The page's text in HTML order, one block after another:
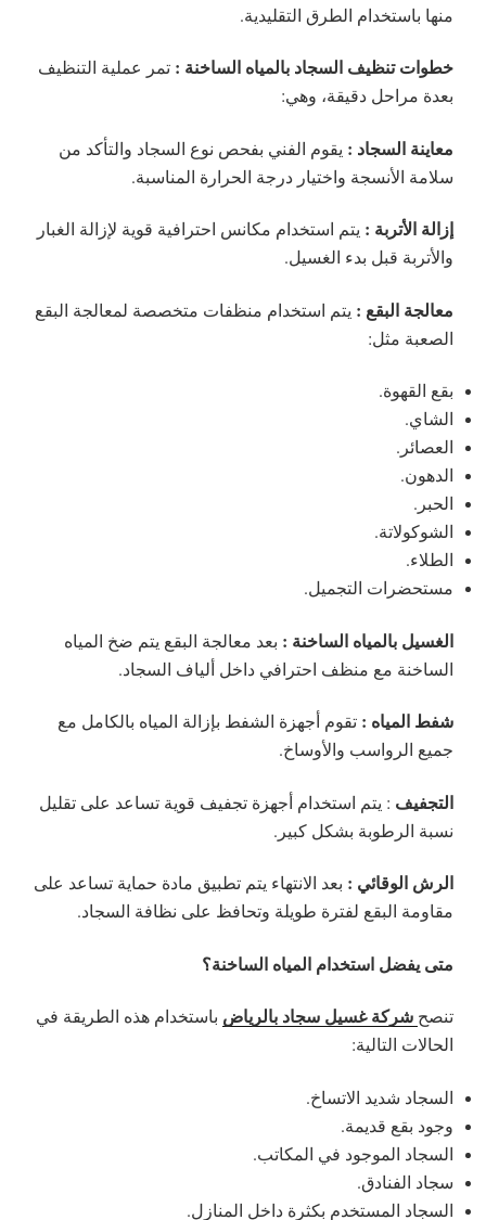
منها باستخدام الطرق التقليدية.
خطوات تنظيف السجاد بالمياه الساخنة : تمر عملية التنظيف
بعدة مراحل دقيقة، وهي:
معاينة السجاد : يقوم الفني بفحص نوع السجاد والتأكد من
سلامة الأنسجة واختيار درجة الحرارة المناسبة.
إزالة الأتربة : يتم استخدام مكانس احترافية قوية لإزالة الغبار
والأتربة قبل بدء الغسيل.
معالجة البقع : يتم استخدام منظفات متخصصة لمعالجة البقع
الصعبة مثل:
بقع القهوة.
الشاي.
العصائر.
الدهون.
الحبر.
الشوكولاتة.
الطلاء.
مستحضرات التجميل.
الغسيل بالمياه الساخنة : بعد معالجة البقع يتم ضخ المياه
الساخنة مع منظف احترافي داخل ألياف السجاد.
شفط المياه : تقوم أجهزة الشفط بإزالة المياه بالكامل مع
جميع الرواسب والأوساخ.
التجفيف : يتم استخدام أجهزة تجفيف قوية تساعد على تقليل
نسبة الرطوبة بشكل كبير.
الرش الوقائي : بعد الانتهاء يتم تطبيق مادة حماية تساعد على
مقاومة البقع لفترة طويلة وتحافظ على نظافة السجاد.
متى يفضل استخدام المياه الساخنة؟
تنصح شركة غسيل سجاد بالرياض باستخدام هذه الطريقة في
الحالات التالية:
السجاد شديد الاتساخ.
وجود بقع قديمة.
السجاد الموجود في المكاتب.
سجاد الفنادق.
السجاد المستخدم بكثرة داخل المنازل.